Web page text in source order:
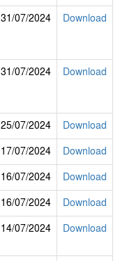
31/07/2024 Download
31/07/2024 Download
25/07/2024
Download
17/07/2024
Download
16/07/2024
Download
16/07/2024
Download
14/07/2024 Download